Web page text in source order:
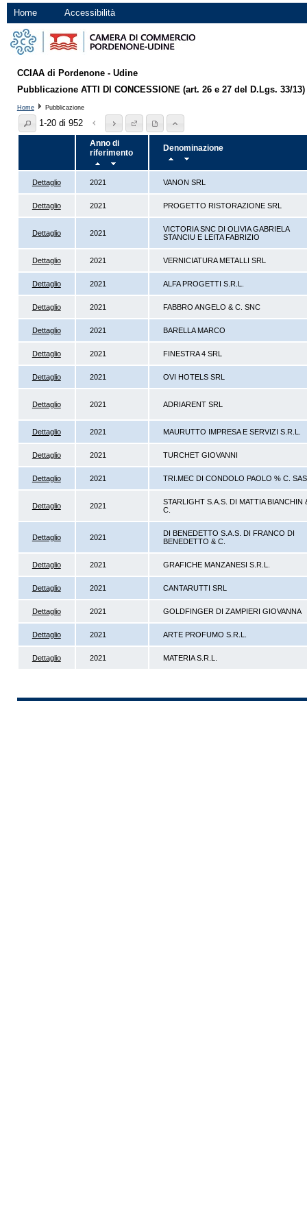
Home Accessibilità
CCIAA di Pordenone - Udine
Pubblicazione ATTI DI CONCESSIONE (art. 26 e 27 del D.Lgs. 33/13)
Home Pubblicazione
1-20 di 952
Anno di
riferimento
Denominazione
Dettaglio 2021 VANON SRL
Dettaglio 2021 PROGETTO RISTORAZIONE SRL
Dettaglio 2021
VICTORIA SNC DI OLIVIA GABRIELA
STANCIU E LEITA FABRIZIO
Dettaglio 2021 VERNICIATURA METALLI SRL
Dettaglio 2021 ALFA PROGETTI S.R.L.
Dettaglio 2021 FABBRO ANGELO & C. SNC
Dettaglio 2021 BARELLA MARCO
Dettaglio 2021 FINESTRA 4 SRL
Dettaglio 2021 OVI HOTELS SRL
Dettaglio 2021 ADRIARENT SRL
Dettaglio 2021 MAURUTTO IMPRESA E SERVIZI S.R.L.
Dettaglio 2021 TURCHET GIOVANNI
Dettaglio 2021 TRI.MEC DI CONDOLO PAOLO % C. SAS
Dettaglio 2021
STARLIGHT S.A.S. DI MATTIA BIANCHIN
C.
Dettaglio 2021
DI BENEDETTO S.A.S. DI FRANCO DI
BENEDETTO & C.
Dettaglio 2021 GRAFICHE MANZANESI S.R.L.
Dettaglio 2021 CANTARUTTI SRL
Dettaglio 2021 GOLDFINGER DI ZAMPIERI GIOVANNA
Dettaglio 2021 ARTE PROFUMO S.R.L.
Dettaglio 2021 MATERIA S.R.L.